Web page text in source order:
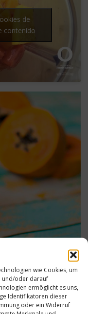
wie Cookies, um
und/oder darauf
ermöglicht es uns,
Identifikatoren dieser
oder ein Widerruf
de
contenido